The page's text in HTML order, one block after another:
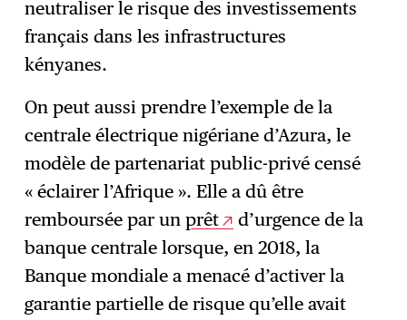
neutraliser le risque des investissements
français dans les infrastructures
kényanes.
On peut aussi prendre l’exemple de la
centrale électrique nigériane d’Azura, le
modèle de partenariat public-privé censé
« éclairer l’Afrique ». Elle a dû être
remboursée par unprêt
d’urgence de la
banque centrale lorsque, en 2018, la
Banque mondiale a menacé d’activer la
garantie partielle de risque qu’elle avait